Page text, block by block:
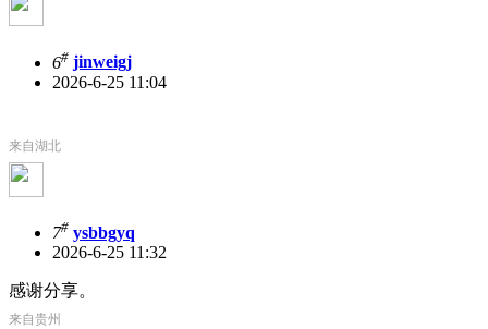
6# jinweigj
2026-6-25 11:04
来自湖北
7# ysbbgyq
2026-6-25 11:32
感谢分享。
来自贵州